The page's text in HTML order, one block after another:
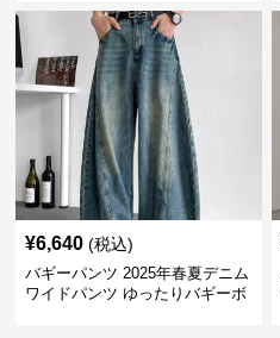
¥6,640 (税込)
バギーパンツ 2025年春夏デニム
ワイドパンツ ゆったりバギーボ